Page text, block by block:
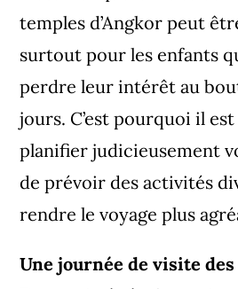
temples d’Angkor peut
surtout pour les enfants
perdre leur intérêt au
jours. C’est pourquoi il
planifier judicieusement
de prévoir des activités
rendre le voyage plus
Une journée de visite